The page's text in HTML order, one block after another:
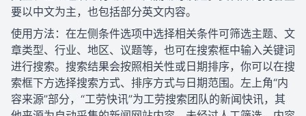
要以中文为主，也包括部分英文内容。
使用方法：在左侧条件选项中选择相关条件可筛选主题、文
章类型、行业、地区、议题等，也可在搜索框中输入关键词
进行搜索。搜索结果会按照相关性或日期排序，你可以在搜
索框下方选择搜索方式、排序方式与日期范围。左上角“内
容来源”部分，“工劳快讯”为工劳搜索团队的新闻快讯，其